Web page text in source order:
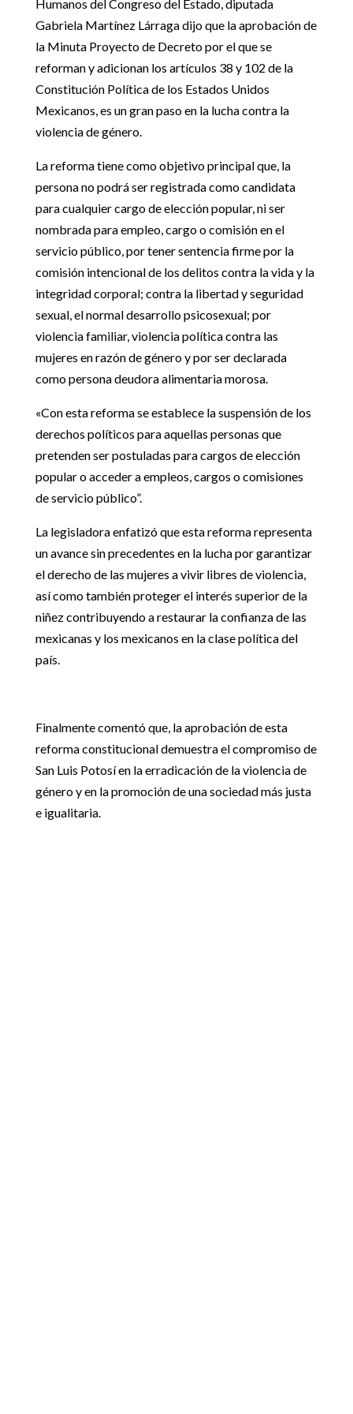
Humanos del Congreso del Estado, diputada
Gabriela Martínez Lárraga dijo que la aprobación de
la Minuta Proyecto de Decreto por el que se
reforman y adicionan los artículos 38 y 102 de la
Constitución Política de los Estados Unidos
Mexicanos, es un gran paso en la lucha contra la
violencia de género.
La reforma tiene como objetivo principal que, la
persona no podrá ser registrada como candidata
para cualquier cargo de elección popular, ni ser
nombrada para empleo, cargo o comisión en el
servicio público, por tener sentencia firme por la
comisión intencional de los delitos contra la vida y la
integridad corporal; contra la libertad y seguridad
sexual, el normal desarrollo psicosexual; por
violencia familiar, violencia política contra las
mujeres en razón de género y por ser declarada
como persona deudora alimentaria morosa.
«Con esta reforma se establece la suspensión de los
derechos políticos para aquellas personas que
pretenden ser postuladas para cargos de elección
popular o acceder a empleos, cargos o comisiones
de servicio público”.
La legisladora enfatizó que esta reforma representa
un avance sin precedentes en la lucha por garantizar
el derecho de las mujeres a vivir libres de violencia,
así como también proteger el interés superior de la
niñez contribuyendo a restaurar la confianza de las
mexicanas y los mexicanos en la clase política del
país.
Finalmente comentó que, la aprobación de esta
reforma constitucional demuestra el compromiso de
San Luis Potosí en la erradicación de la violencia de
género y en la promoción de una sociedad más justa
e igualitaria.